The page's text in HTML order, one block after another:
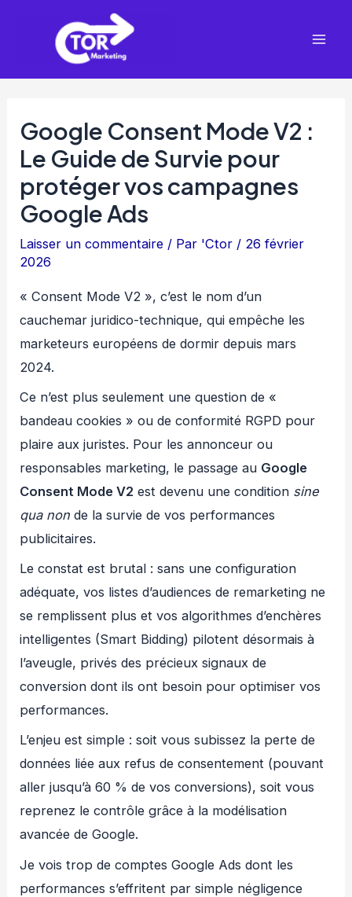
Google Consent Mode V2 :
Le Guide de Survie pour
protéger vos campagnes
Google Ads
Laisser un commentaire / Par 'Ctor / 26 février
2026
« Consent Mode V2 », c’est le nom d’un
cauchemar juridico-technique, qui empêche les
marketeurs européens de dormir depuis mars
2024.
Ce n’est plus seulement une question de «
bandeau cookies » ou de conformité RGPD pour
plaire aux juristes. Pour les annonceur ou
responsables marketing, le passage au Google
Consent Mode V2 est devenu une condition sine
qua non de la survie de vos performances
publicitaires.
Le constat est brutal : sans une configuration
adéquate, vos listes d’audiences de remarketing ne
se remplissent plus et vos algorithmes d’enchères
intelligentes (Smart Bidding) pilotent désormais à
l’aveugle, privés des précieux signaux de
conversion dont ils ont besoin pour optimiser vos
performances.
L’enjeu est simple : soit vous subissez la perte de
données liée aux refus de consentement (pouvant
aller jusqu’à 60 % de vos conversions), soit vous
reprenez le contrôle grâce à la modélisation
avancée de Google.
Je vois trop de comptes Google Ads dont les
performances s’effritent par simple négligence